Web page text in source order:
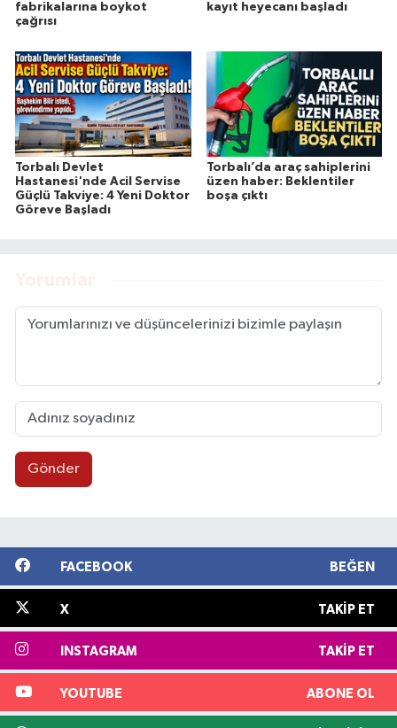
fabrikalarına boykot
çağrısı
kayıt heyecanı başladı
Torbalı Devlet
Hastanesi'nde Acil Servise
Güçlü Takviye: 4 Yeni Doktor
Göreve Başladı
Torbalı’da araç sahiplerini
üzen haber: Beklentiler
boşa çıktı
Gönder
FACEBOOK BEĞEN
X TAKIP ET
INSTAGRAM TAKIP ET
YOUTUBE ABONE OL